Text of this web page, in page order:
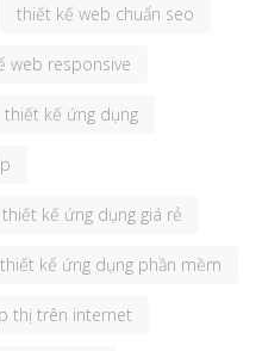
thiết kế web chuẩn seo
web responsive
thiết kế ứng dụng
thiết kế ứng dụng giá rẻ
thiết kế ứng dụng phần mềm
thị trên internet